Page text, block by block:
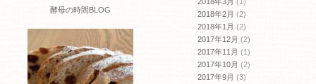
酵母の時間BLOG
2018年2月 (2)
2018年1月 (2)
2017年12月 (2)
2017年11月 (1)
2017年10月 (2)
2017年9月 (3)